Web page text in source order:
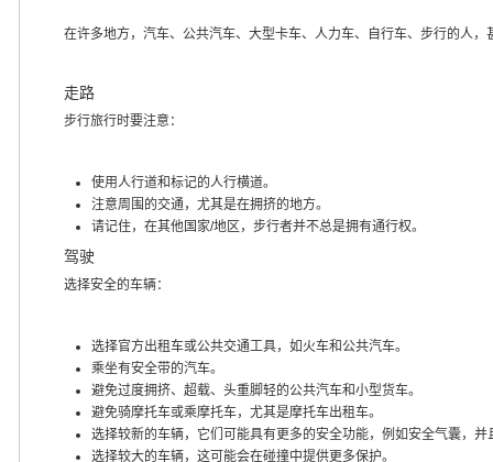
在许多地方，汽车、公共汽车、大型卡车、人力车、自行车、步行的人
走路
步行旅行时要注意：
使用人行道和标记的人行横道。
注意周围的交通，尤其是在拥挤的地方。
请记住，在其他国家/地区，步行者并不总是拥有通行权。
驾驶
选择安全的车辆：
选择官方出租车或公共交通工具，如火车和公共汽车。
乘坐有安全带的汽车。
避免过度拥挤、超载、头重脚轻的公共汽车和小型货车。
避免骑摩托车或乘摩托车，尤其是摩托车出租车。
选择较新的车辆，它们可能具有更多的安全功能，例如安全气囊，并
选择较大的车辆，这可能会在碰撞中提供更多保护。